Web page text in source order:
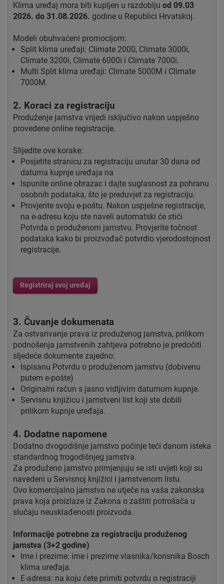
Klima uređaj mora biti kupljen u razdoblju od 09.03
2026. do 31.08.2026. godine u Republici Hrvatskoj.
Modeli obuhvaćeni promocijom:
Split klima uređaji: Climate 2000, Climate 3000i,
Climate 3200i, Climate 6000i i Climate 7000i.
Multi Split klima uređaji: Climate 5000M i Climate
7000M.
2. Koraci za registraciju
Produženje jamstva vrijedi isključivo nakon uspješno
provedene online registracije.
Slijedite ove korake:
Posjetite stranicu za registraciju unutar 30 dana od
datuma kupnje uređaja na
Ispunite online obrazac i dajte suglasnost za pohranu
osobnih podataka, što je preduvjet za registraciju.
Provjerite svoju e-poštu. Nakon uspješne registracije,
na e-adresu koju ste naveli automatski će stići
Potvrda o produženom jamstvu. Provjerite točnost
podataka kako bi proizvođač potvrdio vjerodostojnost
registracije.
Registriraj svoj uređaj
3. Čuvanje dokumenata
Za ostvarivanje prava iz produženog jamstva, prilikom
podnošenja jamstvenih zahtjeva potrebno je predočiti
sljedeće dokumente zajedno:
Ispisanu Potvrdu o produženom jamstvu (dobivenu
putem e-pošte)
Originalni račun s jasno vidljivim datumom kupnje.
Servisnu knjižicu i jamstveni list koji ste dobili
prilikom kupnje uređaja.
4. Dodatne napomene
Dodatno dvogodišnje jamstvo počinje teći danom isteka
standardnog trogodišnjeg jamstva.
Za produženo jamstvo primjenjuju se isti uvjeti koji su
navedeni u Servisnoj knjižici i jamstvenom listu.
Ovo komercijalno jamstvo ne utječe na vaša zakonska
prava koja proizlaze iz Zakona o zaštiti potrošača u
slučaju neusklađenosti proizvoda.
Informacije potrebne za registraciju produženog
jamstva (3+2 godine)
Ime i prezime: ime i prezime vlasnika/korisnika Bosch
klima uređaja.
E-adresa: na koju ćete primiti potvrdu o registraciji